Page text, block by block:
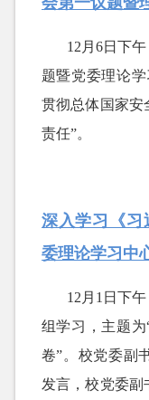
12月6日下
题暨党委理论
贯彻总体国家安
责任”。
深入学习《习
委理论学习中
12月1日下
组学习，主题
卷”。 校党委副
发言，校党委副